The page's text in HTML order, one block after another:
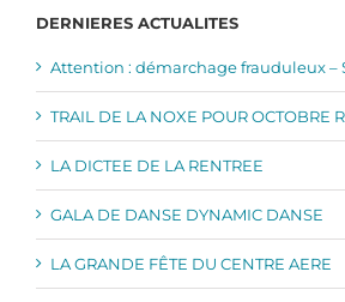
DERNIERES ACTUALITES
Attention : démarchage frauduleux –
TRAIL DE LA NOXE POUR OCTOBRE
LA DICTEE DE LA RENTREE
GALA DE DANSE DYNAMIC DANSE
LA GRANDE FÊTE DU CENTRE AERE